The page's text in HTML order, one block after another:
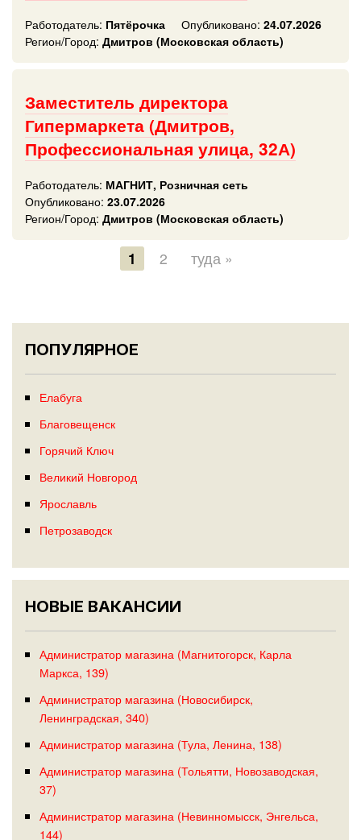
Работодатель: Пятёрочка Опубликовано: 24.07.2026
Регион/Город: Дмитров (Московская область)
Заместитель директора
Гипермаркета (Дмитров,
Профессиональная улица, 32А)
Работодатель: МАГНИТ, Розничная сеть
Опубликовано: 23.07.2026
Регион/Город: Дмитров (Московская область)
1 2 туда »
ПОПУЛЯРНОЕ
Елабуга
Благовещенск
Горячий Ключ
Великий Новгород
Ярославль
Петрозаводск
НОВЫЕ ВАКАНСИИ
Администратор магазина (Магнитогорск, Карла
Маркса, 139)
Администратор магазина (Новосибирск,
Ленинградская, 340)
Администратор магазина (Тула, Ленина, 138)
Администратор магазина (Тольятти, Новозаводская,
37)
Администратор магазина (Невинномысск, Энгельса,
144)